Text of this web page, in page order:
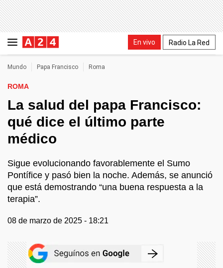
En vivo Radio La Red
Mundo Papa Francisco Roma
ROMA
La salud del papa Francisco:
qué dice el último parte
médico
Sigue evolucionando favorablemente el Sumo
Pontífice y pasó bien la noche. Además, se anunció
que está demostrando “una buena respuesta a la
terapia”.
08 de marzo de 2025 - 18:21